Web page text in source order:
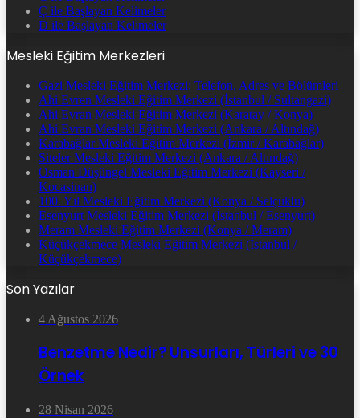
Ç ile Başlayan Kelimeler
D ile Başlayan Kelimeler
Mesleki Eğitim Merkezleri
Gazi Mesleki Eğitim Merkezi: Telefon, Adres ve Bölümleri
Ahi Evren Mesleki Eğitim Merkezi (İstanbul / Sultangazi)
Ahi Evran Mesleki Eğitim Merkezi (Karatay / Konya)
Ahi Evran Mesleki Eğitim Merkezi (Ankara / Altındağ)
Karabağlar Mesleki Eğitim Merkezi (İzmir / Karabağlar)
Siteler Mesleki Eğitim Merkezi (Ankara / Altındağ)
Osman Düşüngel Mesleki Eğitim Merkezi (Kayseri /
Kocasinan)
100. Yıl Mesleki Eğitim Merkezi (Konya / Selçuklu)
Esenyurt Mesleki Eğitim Merkezi (İstanbul / Esenyurt)
Meram Mesleki Eğitim Merkezi (Konya / Meram)
Küçükçekmece Mesleki Eğitim Merkezi (İstanbul /
Küçükçekmece)
Son Yazılar
4 Ağustos 2026
Benzetme Nedir? Unsurları, Türleri ve 30
Örnek
28 Nisan 2026